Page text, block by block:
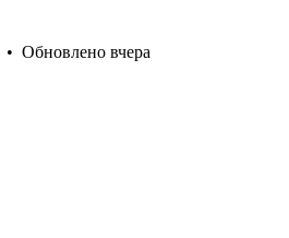
• Обновлено вчера